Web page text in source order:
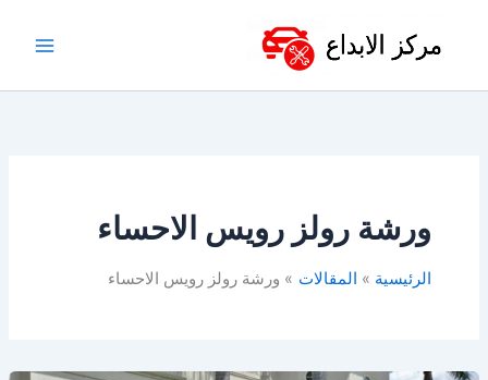
ورشة رولز رويس الاحساء
الرئيسية المقالات ورشة رولز رويس الاحساء